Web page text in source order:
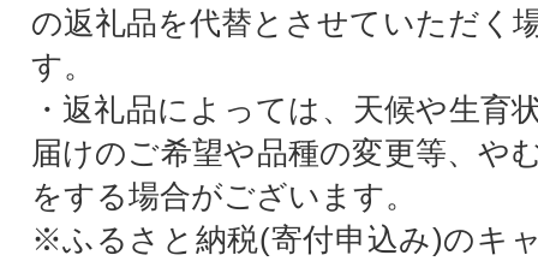
の返礼品を代替とさせていただく
す。
・返礼品によっては、天候や生育
届けのご希望や品種の変更等、や
をする場合がございます。
※ふるさと納税(寄付申込み)のキ